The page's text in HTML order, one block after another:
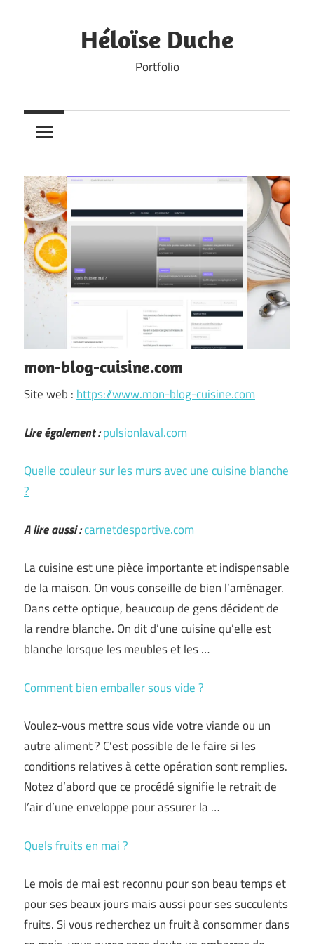
Héloïse Duche
Portfolio
mon-blog-cuisine.com
Site web : https://www.mon-blog-cuisine.com
Lire également :pulsionlaval.com
Quelle couleur sur les murs avec une cuisine blanche
?
A lire aussi :carnetdesportive.com
La cuisine est une pièce importante et indispensable
de la maison. On vous conseille de bien l’aménager.
Dans cette optique, beaucoup de gens décident de
la rendre blanche. On dit d’une cuisine qu’elle est
blanche lorsque les meubles et les …
Comment bien emballer sous vide ?
Voulez-vous mettre sous vide votre viande ou un
autre aliment ? C’est possible de le faire si les
conditions relatives à cette opération sont remplies.
Notez d’abord que ce procédé signifie le retrait de
l’air d’une enveloppe pour assurer la …
Quels fruits en mai ?
Le mois de mai est reconnu pour son beau temps et
pour ses beaux jours mais aussi pour ses succulents
fruits. Si vous recherchez un fruit à consommer dans